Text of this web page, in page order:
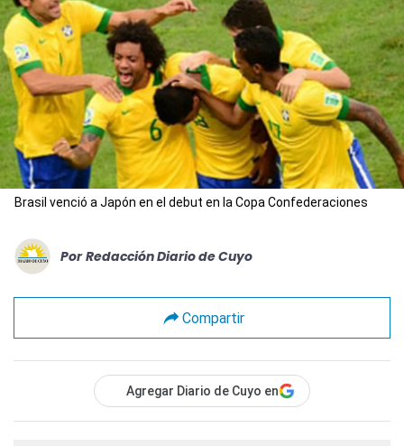
Brasil venció a Japón en el debut en la Copa Confederaciones
Por Redacción Diario de Cuyo
Compartir
Agregar Diario de Cuyo en